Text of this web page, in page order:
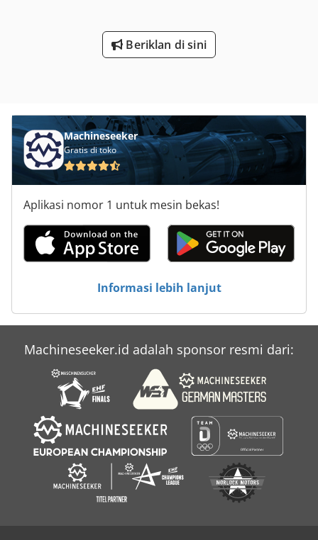
Beriklan di sini
Machineseeker
Gratis di toko
Aplikasi nomor 1 untuk mesin bekas!
Informasi lebih lanjut
Machineseeker.id adalah sponsor resmi dari: